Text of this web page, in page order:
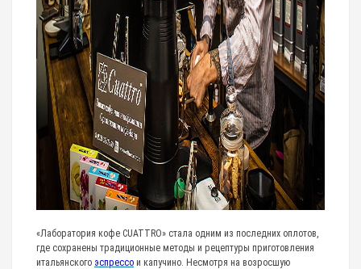
«Лаборатория кофе CUATTRO» стала одним из последних оплотов,
где сохранены традиционные методы и рецептуры приготовления
итальянского эспрессо и капучино. Несмотря на возросшую